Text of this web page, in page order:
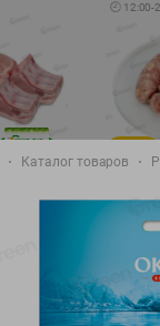
🕘 12:00-
-17%
11.99
охлажд
Каталог товаров